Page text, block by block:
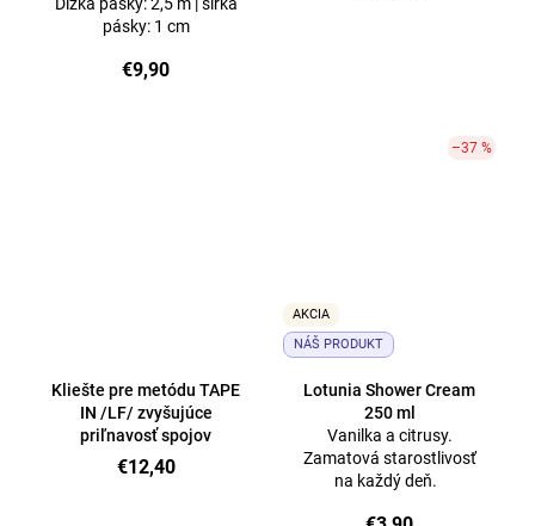
pásky: 1 cm
€9,90
Kliešte pre metódu TAPE
IN /LF/ zvyšujúce
priľnavosť spojov
€12,40
AKCIA
NÁŠ PRODUKT
–37 %
Lotunia Shower Cream
250 ml
Vanilka a citrusy.
Zamatová starostlivosť
na každý deň.